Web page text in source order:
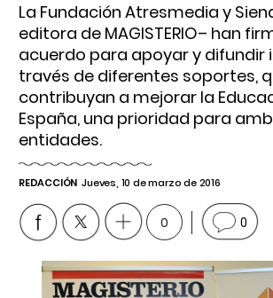
La Fundación Atresmedia y
editora de MAGISTERIO– han
acuerdo para apoyar y difundir
través de diferentes soportes,
contribuyan a mejorar la
España, una prioridad para
entidades.
REDACCIÓN Jueves, 10 de marzo de 2016
0 0